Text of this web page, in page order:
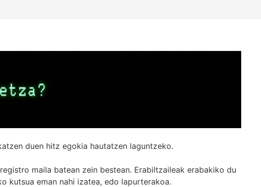
duen hitz egokia hautatzen laguntzeko.
maila batean zein bestean. Erabiltzaileak erabakiko du
kutsua eman nahi izatea, edo lapurterakoa.